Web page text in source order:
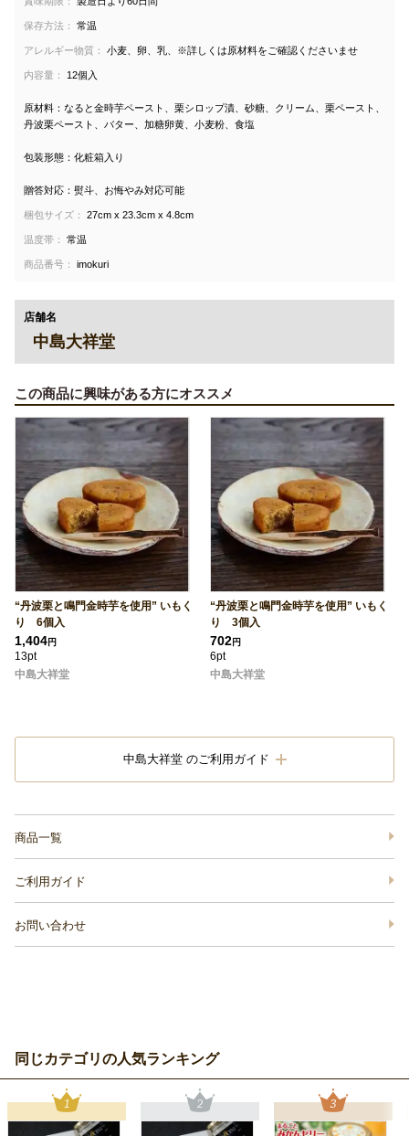
保存方法： 常温
アレルギー物質： 小麦、卵、乳、※詳しくは原材料をご確認くださいませ
内容量： 12個入
原材料：なると金時芋ペースト、栗シロップ漬、砂糖、クリーム、栗ペースト、
丹波栗ペースト、バター、加糖卵黄、小麦粉、食塩
包装形態：化粧箱入り
贈答対応：熨斗、お悔やみ対応可能
梱包サイズ： 27cm x 23.3cm x 4.8cm
温度帯： 常温
商品番号： imokuri
店舗名
中島大祥堂
この商品に興味がある方にオススメ
“丹波栗と鳴門金時芋を使用” いもく
り 6個入
1,404円
13pt
中島大祥堂
“丹波栗と鳴門金時芋を使用” いもく
り 3個入
702円
6pt
中島大祥堂
中島大祥堂 のご利用ガイド
商品一覧
ご利用ガイド
お問い合わせ
同じカテゴリの人気ランキング